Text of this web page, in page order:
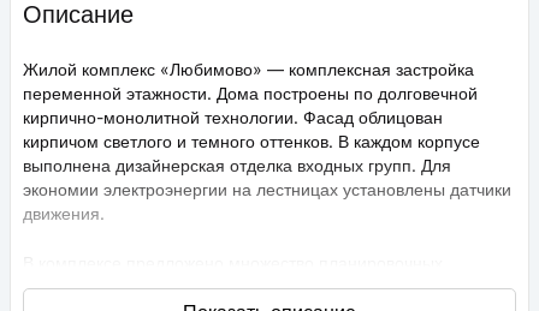
Описание
Жилой комплекс «Любимово» — комплексная застройка
переменной этажности. Дома построены по долговечной
кирпично-монолитной технологии. Фасад облицован
кирпичом светлого и темного оттенков. В каждом корпусе
выполнена дизайнерская отделка входных групп. Для
экономии электроэнергии на лестницах установлены датчики
движения.
решений: в наличии квартиры, как классического типа, так и